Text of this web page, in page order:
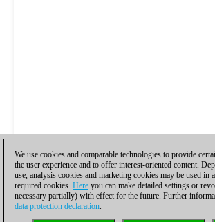
We use cookies and comparable technologies to provide
the user experience and to offer interest-oriented content.
use, analysis cookies and marketing cookies may be used in
required cookies. Here you can make detailed settings or
necessary partially) with effect for the future. Further
data protection declaration.